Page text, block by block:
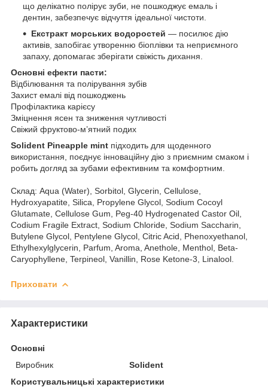
що делікатно полірує зуби, не пошкоджує емаль і
дентин, забезпечує відчуття ідеальної чистоти.
Екстракт морських водоростей — посилює дію
активів, запобігає утворенню біоплівки та неприємного
запаху, допомагає зберігати свіжість дихання.
Основні ефекти пасти:
Відбілювання та полірування зубів
Захист емалі від пошкоджень
Профілактика карієсу
Зміцнення ясен та зниження чутливості
Свіжий фруктово-м’ятний подих
Solident Pineapple mint підходить для щоденного
використання, поєднує інноваційну дію з приємним смаком і
робить догляд за зубами ефективним та комфортним.
Склад: Aqua (Water), Sorbitol, Glycerin, Cellulose,
Hydroxyapatite, Silica, Propylene Glycol, Sodium Cocoyl
Glutamate, Cellulose Gum, Peg-40 Hydrogenated Castor Oil,
Codium Fragile Extract, Sodium Chloride, Sodium Saccharin,
Butylene Glycol, Pentylene Glycol, Citric Acid, Phenoxyethanol,
Ethylhexylglycerin, Parfum, Aroma, Anethole, Menthol, Beta-
Caryophyllene, Terpineol, Vanillin, Rose Ketone-3, Linalool.
Приховати
Характеристики
Основні
Виробник
Solident
Користувальницькі характеристики